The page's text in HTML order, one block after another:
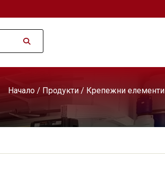
Начало / Продукти / Крепежни елементи